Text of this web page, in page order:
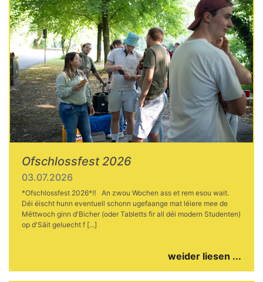
Ofschlossfest 2026
03.07.2026
*Ofschlossfest 2026*‼️ An zwou Wochen ass et rem esou wait.
Déi éischt hunn eventuell schonn ugefaange mat léiere mee de
Mëttwoch ginn d'Bicher (oder Tabletts fir all déi modern Studenten)
op d'Säit geluecht f [...]
weider liesen ...